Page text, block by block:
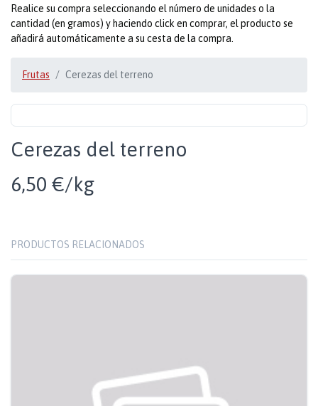
Realice su compra seleccionando el número de unidades o la
cantidad (en gramos) y haciendo click en comprar, el producto se
añadirá automáticamente a su cesta de la compra.
Frutas Cerezas del terreno
Cerezas del terreno
6,50 €/kg
PRODUCTOS RELACIONADOS